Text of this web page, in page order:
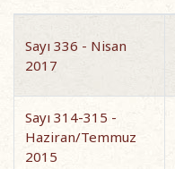
Sayı 336 - Nisan
2017
Sayı 314-315 -
Haziran/Temmuz
2015